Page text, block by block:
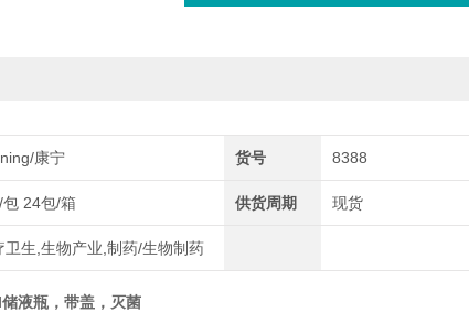
康宁 货号 8388
包 24包/箱 供货周期 现货
卫生,生物产业,制药/生物制药
液瓶，带盖，灭菌